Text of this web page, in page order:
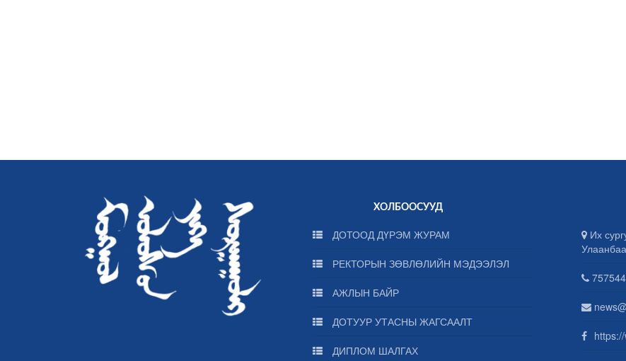
ХОЛБООСУУД
ДОТООД ДҮРЭМ ЖУРАМ
РЕКТОРЫН ЗӨВЛӨЛИЙН МЭДЭЭЛЭЛ
АЖЛЫН БАЙР
ДОТУУР УТАСНЫ ЖАГСААЛТ
ДИПЛОМ ШАЛГАХ
Их